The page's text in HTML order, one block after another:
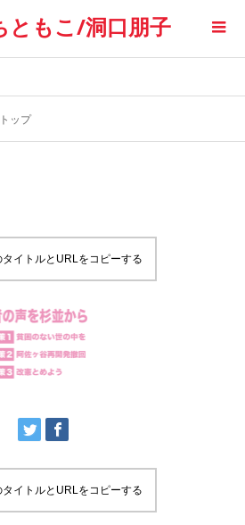
ともこ/洞口朋子
ップ
タイトルとURLをコピーする
タイトルとURLをコピーする